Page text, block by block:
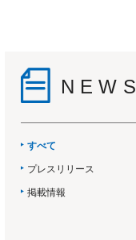
NEWS
すべて
プレスリリース
掲載情報